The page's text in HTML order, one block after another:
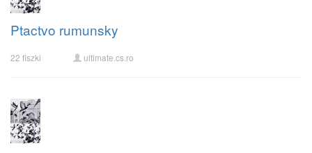
Ptactvo rumunsky
22 fiszki ultimate.cs.ro